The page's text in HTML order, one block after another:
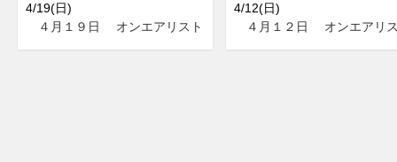
4/19(日)
４月１９日 オンエアリスト
4/12(日)
４月１２日 オンエアリ